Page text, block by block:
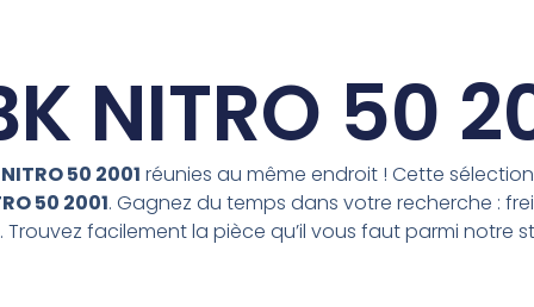
NITRO 50
50 2001 réunies au même endroit ! Cette
50 2001. Gagnez du temps dans votre recherche :
Trouvez facilement la pièce qu’il vous faut parmi notre